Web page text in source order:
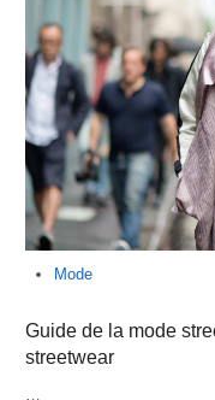
Mode
Guide de la mode
streetwear